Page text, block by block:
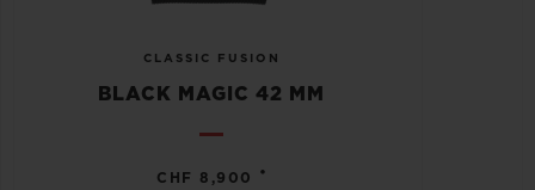
CLASSIC FUSION
BLACK MAGIC 42 MM
CHF 8,900 •